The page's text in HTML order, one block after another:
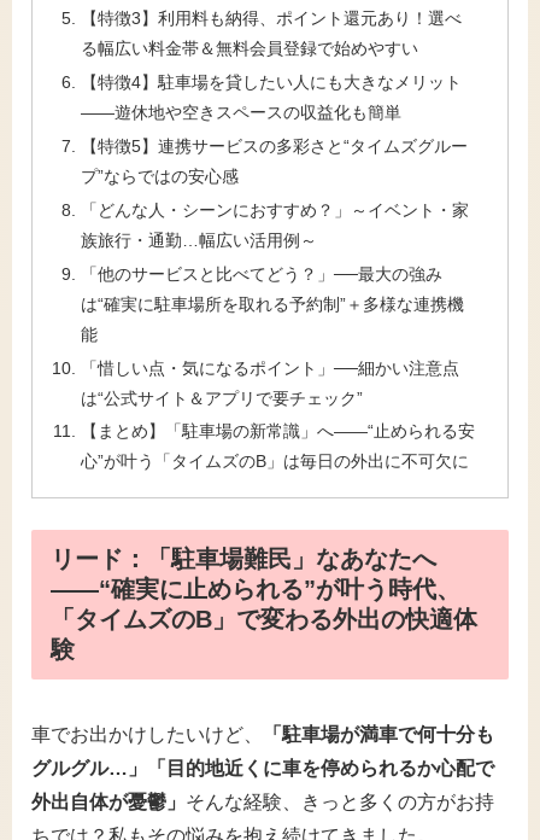
【特徴3】利用料も納得、ポイント還元あり！選べ
る幅広い料金帯＆無料会員登録で始めやすい
【特徴4】駐車場を貸したい人にも大きなメリット
――遊休地や空きスペースの収益化も簡単
【特徴5】連携サービスの多彩さと“タイムズグルー
プ”ならではの安心感
「どんな人・シーンにおすすめ？」～イベント・家
族旅行・通勤…幅広い活用例～
「他のサービスと比べてどう？」──最大の強み
は“確実に駐車場所を取れる予約制”＋多様な連携機
能
「惜しい点・気になるポイント」──細かい注意点
は“公式サイト＆アプリで要チェック”
【まとめ】「駐車場の新常識」へ――“止められる安
心”が叶う「タイムズのB」は毎日の外出に不可欠に
リード：「駐車場難民」なあなたへ
――“確実に止められる”が叶う時代、
「タイムズのB」で変わる外出の快適体
験
車でお出かけしたいけど、
「駐車場が満車で何十分も
グルグル…」「目的地近くに車を停められるか心配で
外出自体が憂鬱」 そんな経験、きっと多くの方がお持